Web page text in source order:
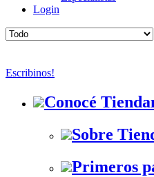
Login
Escribinos!
Conocé
Sobre
Primeros